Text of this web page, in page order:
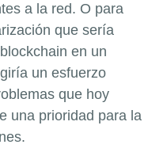
a la red. O para
que sería
en un
un esfuerzo
que hoy
una prioridad para la